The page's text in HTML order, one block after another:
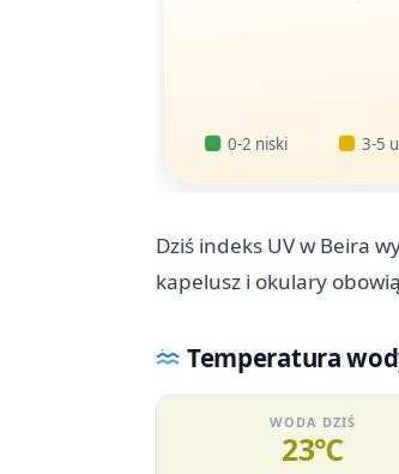
0-2 niski 3-5
Dziś indeks UV w Beira
kapelusz i okulary
Temperatura
WODA DZIŚ
23℃